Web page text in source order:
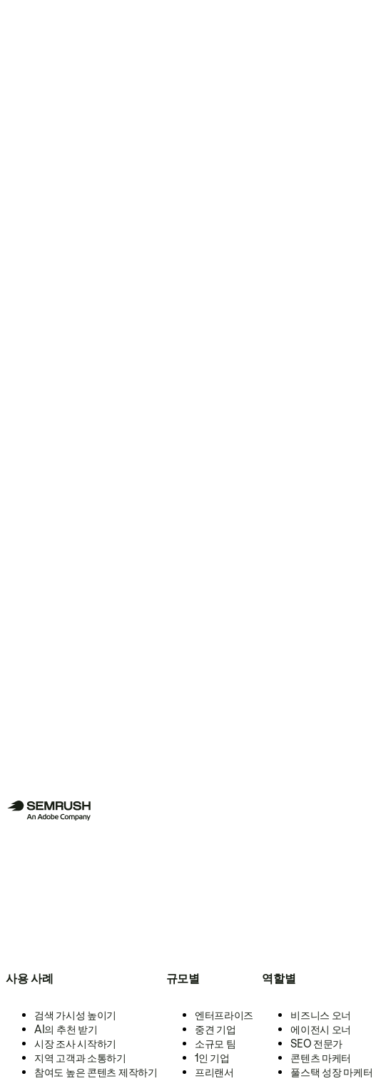
사용 사례
검색 가시성 높이기
AI의 추천 받기
시장 조사 시작하기
지역 고객과 소통하기
참여도 높은 콘텐츠 제작하기
규모별
엔터프라이즈
중견 기업
소규모 팀
1인 기업
프리랜서
역할별
비즈니스 오너
에이전시 오너
SEO 전문가
콘텐츠 마케터
풀스택 성장 마케터